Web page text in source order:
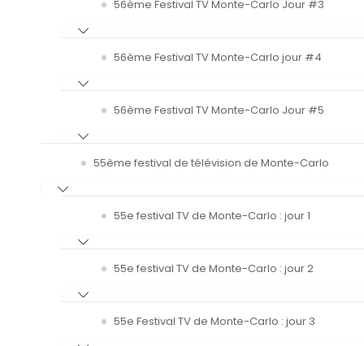
56ème Festival TV Monte-Carlo Jour #3
56ème Festival TV Monte-Carlo jour #4
56ème Festival TV Monte-Carlo Jour #5
55ème festival de télévision de Monte-Carlo
55e festival TV de Monte-Carlo : jour 1
55e festival TV de Monte-Carlo : jour 2
55e Festival TV de Monte-Carlo : jour 3